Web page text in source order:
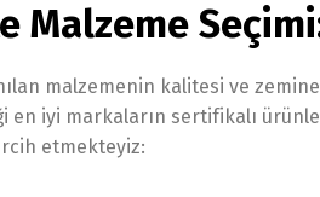
Malzeme
malzemenin kalitesi ve
en iyi markaların sertifikalı
etmekteyiz: